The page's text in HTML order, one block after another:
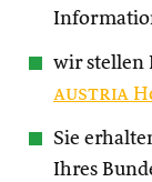
wir stellen
austria
Sie
Ihres